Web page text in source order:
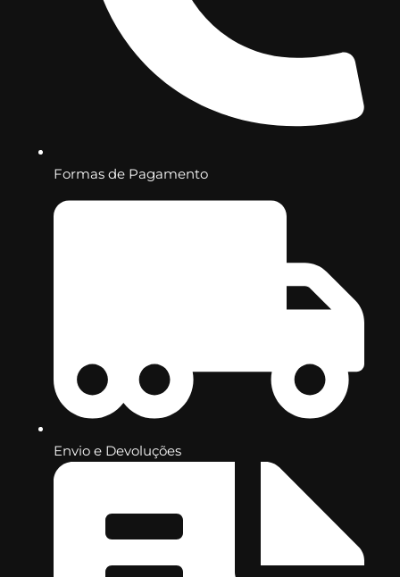
Formas de Pagamento
Envio e Devoluções